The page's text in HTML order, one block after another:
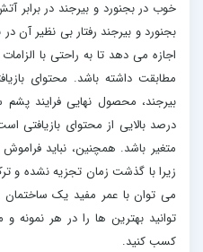
خوب در بجنورد و بیرجند در برابر
بجنورد و بیرجند رفتار بی نظیر آن
اجازه می دهد تا به راحتی با
مطابقت داشته باشد. محتوای
بیرجند، محصول نهایی فرایند
درصد بالایی از محتوای بازیافتی
متغیر باشد. همچنین، نباید
زیرا با گذشت زمان تجزیه نشده
می توان با عمر مفید یک ساختمان
توانید بهترین ها را در هر
کسب کنید.